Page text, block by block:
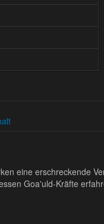
eine erschreckende
Goa'uld-Kräfte